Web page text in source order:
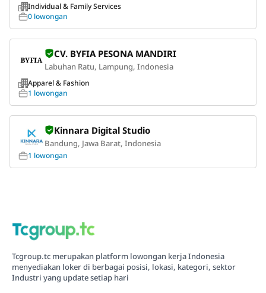
Individual & Family Services
0 lowongan
CV. BYFIA PESONA MANDIRI
Labuhan Ratu, Lampung, Indonesia
Apparel & Fashion
1 lowongan
Kinnara Digital Studio
Bandung, Jawa Barat, Indonesia
1 lowongan
Tcgroup.tc merupakan platform lowongan kerja Indonesia
menyediakan loker di berbagai posisi, lokasi, kategori, sektor
Industri yang update setiap hari